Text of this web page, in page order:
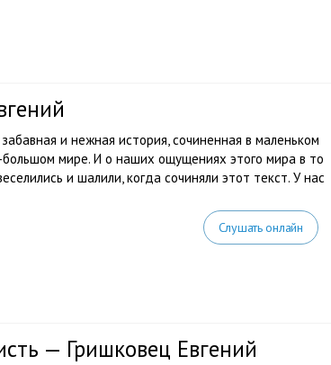
и нежная история, сочиненная в маленьком
мире. И о наших ощущениях этого мира в то
и шалили, когда сочиняли этот текст. У нас
Слушать онлайн
— Гришковец Евгений